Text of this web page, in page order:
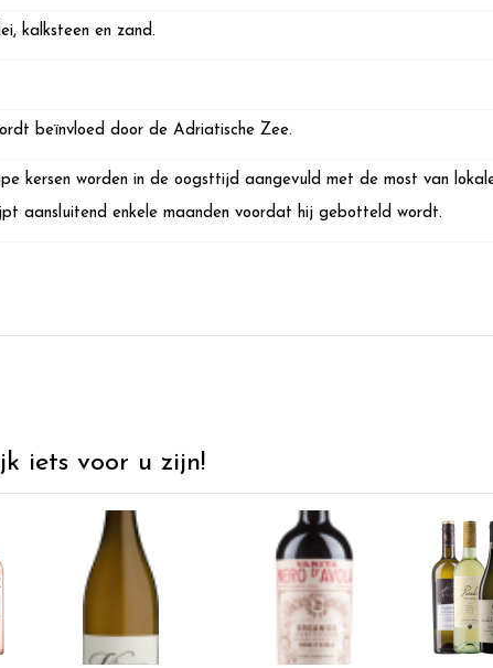
kalksteen en zand.
beïnvloed door de Adriatische Zee.
kersen worden in de oogsttijd aangevuld met de most van
aansluitend enkele maanden voordat hij gebotteld wordt.
iets voor u zijn!